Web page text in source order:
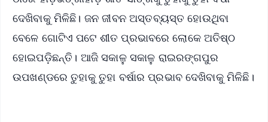
ଦେଖିବାକୁ ମିଳିଛି। ଜନ ଜୀବନ ଅସ୍ତବ୍ୟସ୍ତ ହୋଉଥିବା
ବେଳେ ଗୋଟିଏ ପଟେ ଶୀତ ପ୍ରଭାବରେ ଲୋକେ ଅତିଷ୍ଠ
ହୋଇପଡ଼ିଛନ୍ତି। ଆଜି ସକାଳୁ ସକାଳୁ ରାଇରଙ୍ଗପୁର
ଉପଖଣ୍ଡରେ ତୁହାକୁ ତୁହା ବର୍ଷାର ପ୍ରଭାବ ଦେଖିବାକୁ ମିଳିଛି।